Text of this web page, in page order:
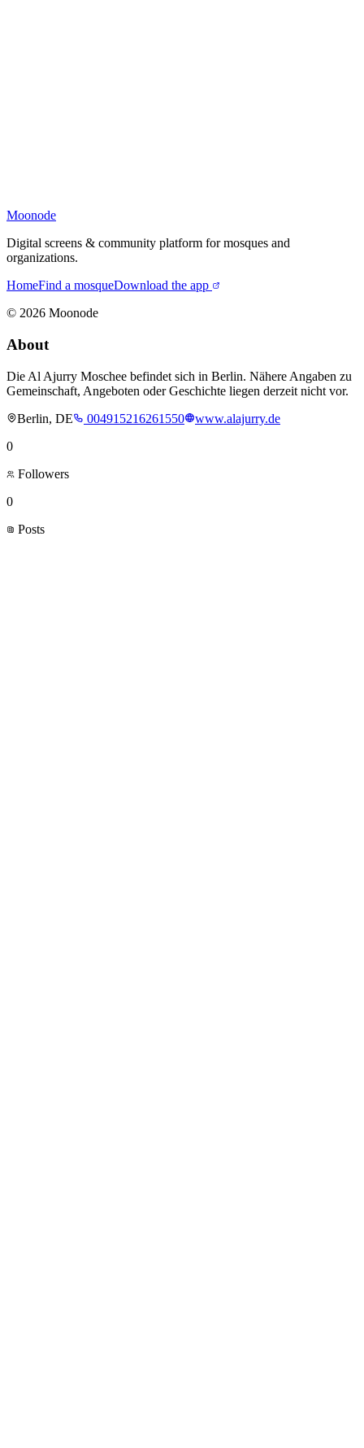
Moonode
Digital screens & community platform for mosques and
organizations.
HomeFind a mosqueDownload the app
© 2026 Moonode
About
Die Al Ajurry Moschee befindet sich in Berlin. Nähere Angaben zu
Gemeinschaft, Angeboten oder Geschichte liegen derzeit nicht vor.
Berlin, DE
004915216261550
www.alajurry.de
0
Followers
0
Posts